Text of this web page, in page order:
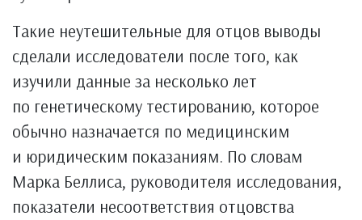
Такие неутешительные для отцов выводы
сделали исследователи после того, как
изучили данные за несколько лет
по генетическому тестированию, которое
обычно назначается по медицинским
и юридическим показаниям. По словам
Марка Беллиса, руководителя исследования,
показатели несоответствия отцовства